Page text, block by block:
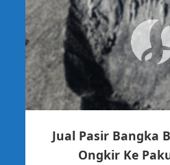
Jual Pasir Bangka
Ongkir Ke